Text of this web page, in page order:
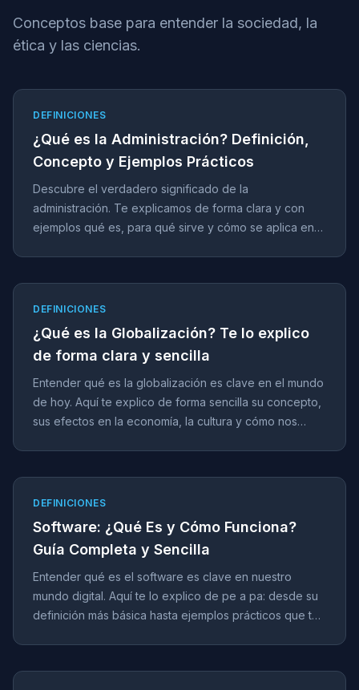
Conceptos base para entender la sociedad, la
ética y las ciencias.
DEFINICIONES
¿Qué es la Administración? Definición,
Concepto y Ejemplos Prácticos
Descubre el verdadero significado de la
administración. Te explicamos de forma clara y con
ejemplos qué es, para qué sirve y cómo se aplica en
DEFINICIONES
¿Qué es la Globalización? Te lo explico
de forma clara y sencilla
Entender qué es la globalización es clave en el mundo
de hoy. Aquí te explico de forma sencilla su concepto,
sus efectos en la economía, la cultura y cómo nos
DEFINICIONES
Software: ¿Qué Es y Cómo Funciona?
Guía Completa y Sencilla
Entender qué es el software es clave en nuestro
mundo digital. Aquí te lo explico de pe a pa: desde su
definición más básica hasta ejemplos prácticos que te